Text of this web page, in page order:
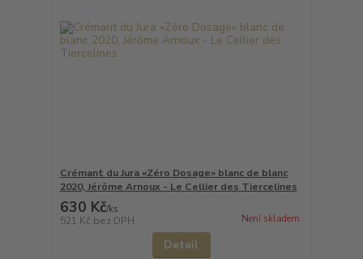
Crémant du Jura «Zéro Dosage» blanc de blanc
2020, Jérôme Arnoux - Le Cellier des Tiercelines
630 Kč/ks
521 Kč bez DPH Není skladem
Detail